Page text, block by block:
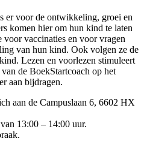
er voor de ontwikkeling, groei en
komen hier om hun kind te laten
vaccinaties en voor vragen
van hun kind. Ook volgen ze de
Lezen en voorlezen stimuleert
de BoekStartcoach op het
aan bijdragen.
aan de Campuslaan 6, 6602 HX
13:00 – 14:00 uur.